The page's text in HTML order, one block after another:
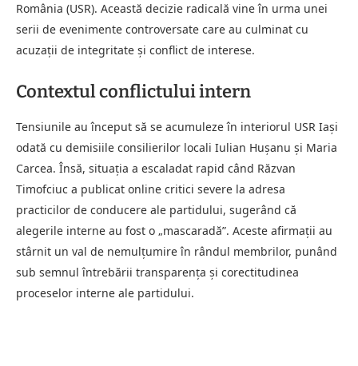
România (USR). Această decizie radicală vine în urma unei
serii de evenimente controversate care au culminat cu
acuzații de integritate și conflict de interese.
Contextul conflictului intern
Tensiunile au început să se acumuleze în interiorul USR Iași
odată cu demisiile consilierilor locali Iulian Hușanu și Maria
Carcea. Însă, situația a escaladat rapid când Răzvan
Timofciuc a publicat online critici severe la adresa
practicilor de conducere ale partidului, sugerând că
alegerile interne au fost o „mascaradă”. Aceste afirmații au
stârnit un val de nemulțumire în rândul membrilor, punând
sub semnul întrebării transparența și corectitudinea
proceselor interne ale partidului.